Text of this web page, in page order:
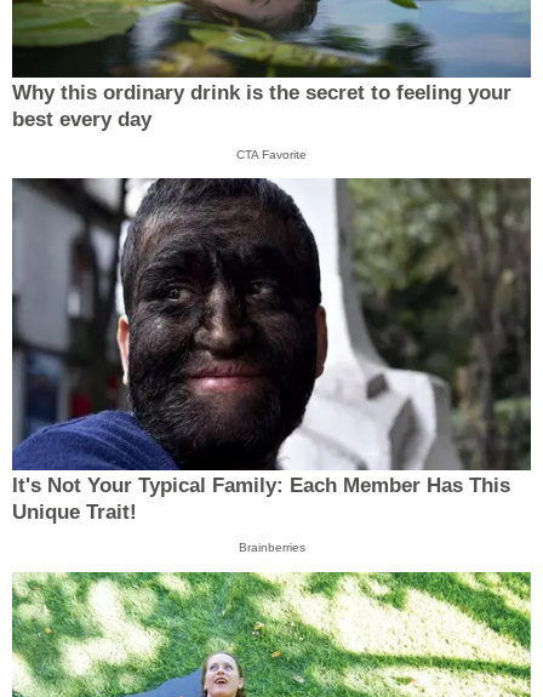
Why this ordinary drink is the secret to feeling your
best every day
CTA Favorite
It's Not Your Typical Family: Each Member Has This
Unique Trait!
Brainberries